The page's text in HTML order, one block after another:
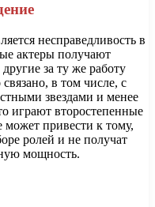
несправедливость в
актеры получают
за ту же работу
в том числе, с
звездами и менее
играют второстепенные
может привести к тому,
ролей и не получат
мощность.